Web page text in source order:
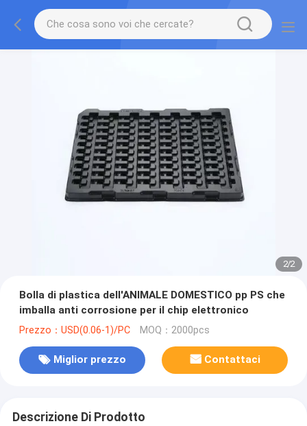
2/2
Bolla di plastica dell'ANIMALE DOMESTICO pp PS che
imballa anti corrosione per il chip elettronico
Prezzo：USD(0.06-1)/PC MOQ：2000pcs
Miglior prezzo Contattaci
Descrizione Di Prodotto